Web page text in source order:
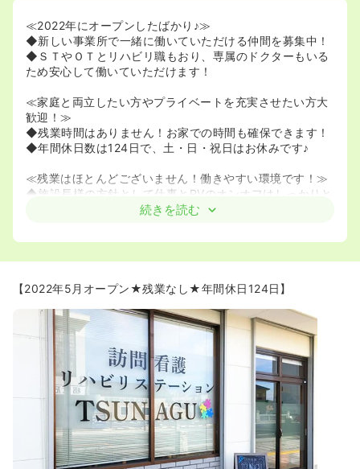
≪2022年にオープンしたばかり♪≫
◆新しい事業所で一緒に働いていただける仲間を募集中！
◆ＳＴやＯＴとリハビリ職もおり、専属のドクターもいる
ため安心して働いていただけます！
≪家庭と両立したい方やプライベートを充実させたい方大
歓迎！≫
◆残業時間はありません！お家での時間も確保できます！
◆年間休日数は124日で、土・日・祝日はお休みです♪
≪残業はほとんどございません！働きやすい環境です！≫
◆施設長様の方針として仕事とPVのオンオフはしっかりと
切り分けようと考えていらっしゃいます。
定をされております！
続きを読む
【2022年5月オープン★残業なし★年間休日124日】